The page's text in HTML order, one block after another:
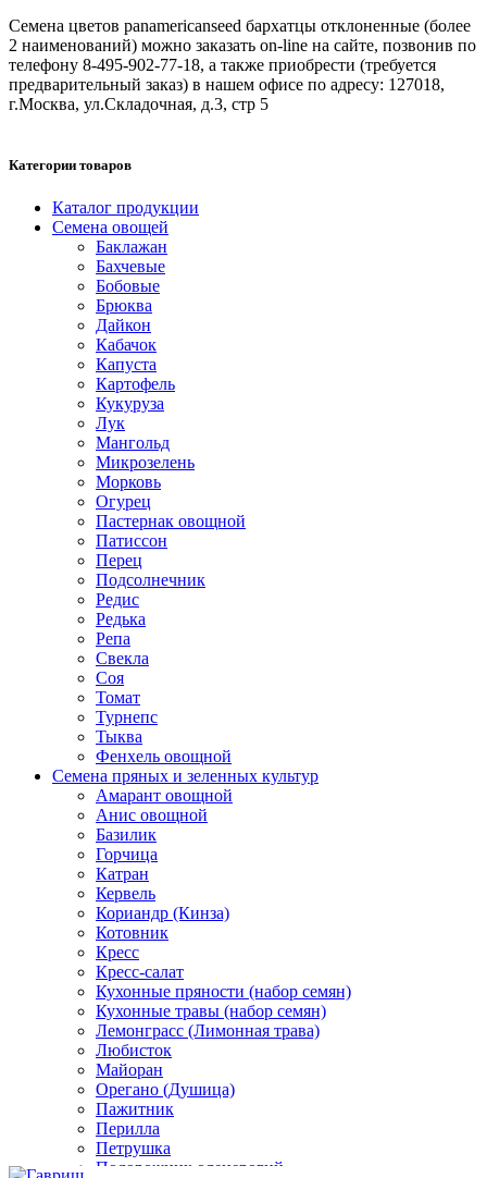
Семена цветов panamericanseed бархатцы отклоненные (более
2 наименований) можно заказать on-line на сайте, позвонив по
телефону 8-495-902-77-18, а также приобрести (требуется
предварительный заказ) в нашем офисе по адресу: 127018,
г.Москва, ул.Складочная, д.3, стр 5
Категории товаров
Каталог продукции
Семена овощей
Баклажан
Бахчевые
Бобовые
Брюква
Дайкон
Кабачок
Капуста
Картофель
Кукуруза
Лук
Мангольд
Микрозелень
Морковь
Огурец
Пастернак овощной
Патиссон
Перец
Подсолнечник
Редис
Редька
Репа
Свекла
Соя
Томат
Турнепс
Тыква
Фенхель овощной
Семена пряных и зеленных культур
Амарант овощной
Анис овощной
Базилик
Горчица
Катран
Кервель
Кориандр (Кинза)
Котовник
Кресс
Кресс-салат
Кухонные пряности (набор семян)
Кухонные травы (набор семян)
Лемонграсс (Лимонная трава)
Любисток
Майоран
Орегано (Душица)
Пажитник
Перилла
Петрушка
Подорожник оленерогий